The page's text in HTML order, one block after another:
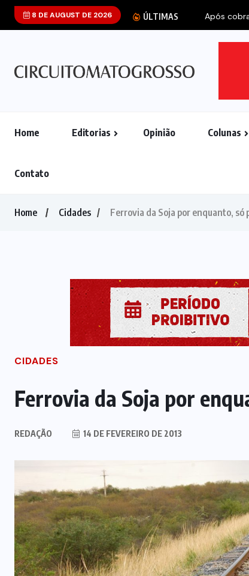
8 DE AUGUST DE 2026 ÚLTIMAS Após
Home Editorias Opinião Colunas
Contato
Home Cidades Ferrovia da Soja por enquanto, só
CIDADES
Ferrovia da Soja por
REDAÇÃO 14 DE FEVEREIRO DE 2013